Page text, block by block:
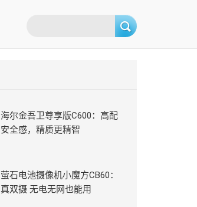
海尔金吾卫尊享版C600：高配
安全感，精质更精智
萤石电池摄像机小魔方CB60：
真双摄 无电无网也能用